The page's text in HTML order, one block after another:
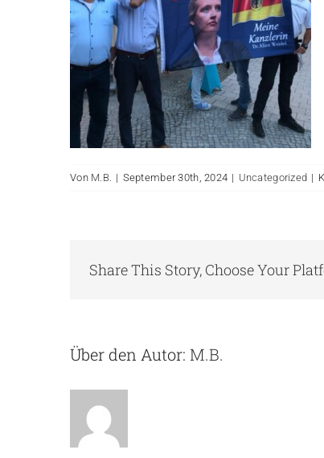
Von M.B. | September 30th, 2024 | Uncategorized |
Share This Story, Choose Your
Über den Autor: M.B.